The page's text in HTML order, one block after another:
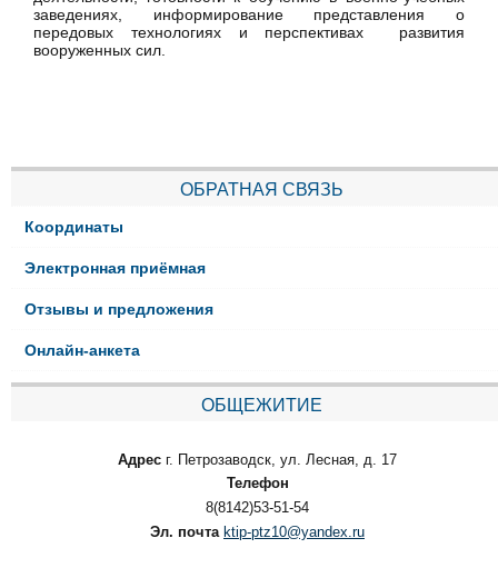
заведениях, информирование представления о
передовых технологиях и перспективах развития
вооруженных сил.
ОБРАТНАЯ СВЯЗЬ
Координаты
Электронная приёмная
Отзывы и предложения
Онлайн-анкета
ОБЩЕЖИТИЕ
Адрес г. Петрозаводск, ул. Лесная, д. 17
Телефон
8(8142)53-51-54
Эл. почта ktip-ptz10@yandex.ru